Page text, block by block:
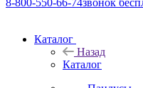
8-800-550-66-74звонок
Каталог
Назад
Каталог